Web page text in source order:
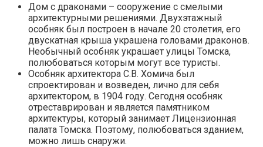
Дом с драконами – сооружение с смелыми
архитектурными решениями. Двухэтажный
особняк был построен в начале 20 столетия, его
двускатная крыша украшена головами драконов.
Необычный особняк украшает улицы Томска,
полюбоваться которым могут все туристы.
Особняк архитектора С.В. Хомича был
спроектирован и возведен, лично для себя
архитектором, в 1904 году. Сегодня особняк
отреставрирован и является памятником
архитектуры, который занимает Лицензионная
палата Томска. Поэтому, полюбоваться зданием,
можно лишь снаружи.